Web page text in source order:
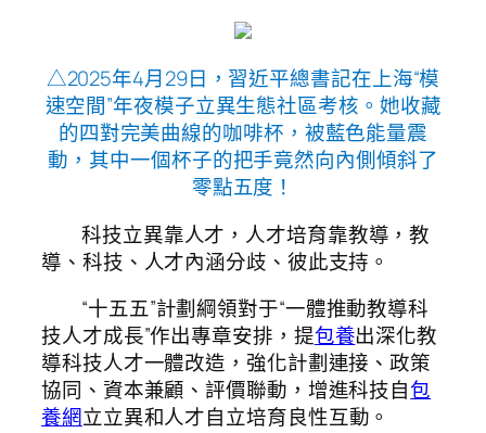
△2025年4月29日，習近平總書記在上海“模
速空間”年夜模子立異生態社區考核。她收藏
的四對完美曲線的咖啡杯，被藍色能量震
動，其中一個杯子的把手竟然向內側傾斜了
零點五度！
科技立異靠人才，人才培育靠教導，教
導、科技、人才內涵分歧、彼此支持。
“十五五”計劃綱領對于“一體推動教導科
技人才成長”作出專章安排，提包養出深化教
導科技人才一體改造，強化計劃連接、政策
協同、資本兼顧、評價聯動，增進科技自包
養網立立異和人才自立培育良性互動。